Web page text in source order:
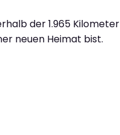
der 1.965 Kilometer
neuen Heimat bist.